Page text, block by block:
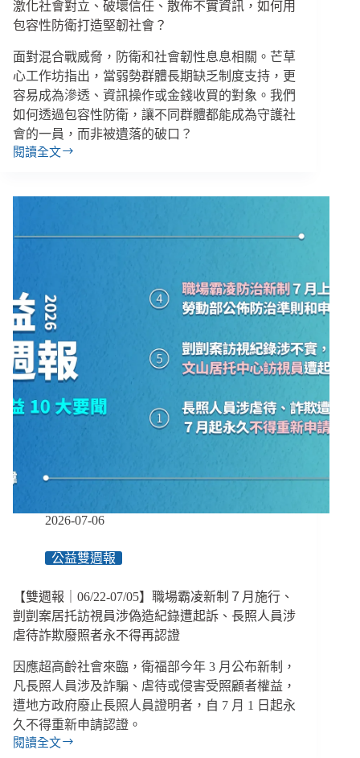
擊
人
激化社會對立、破壞信任、散佈不實資訊，如何用
包容性防衛打造堅韌社會？
面對混合戰威脅，防衛和社會韌性息息相關。芒草
心工作坊指出，當弱勢群體長期缺乏制度支持，更
容易成為滲透、資訊操作或金錢收買的對象。我們
如何透過包容性防衛，讓不同群體都能成為守護社
會的一員，而非被遺落的破口？
閱讀全文
激
信
任、
散
佈
不
實
資
訊，
包
性
堅
韌
社
2026-07-06
公益雙週報
【雙週報｜06/22-07/05】職場霸凌新制７月施行、
剴剴案居托訪視員涉偽造紀錄遭起訴、長照人員涉
虐待詐欺廢照者永不得再認證
因應超高齡社會來臨，衛福部今年 3 月公布新制，
凡長照人員涉及詐騙、虐待或侵害受照顧者權益，
遭地方政府廢止長照人員證明者，自 7 月 1 日起永
久不得重新申請認證。
閱讀全文
【雙